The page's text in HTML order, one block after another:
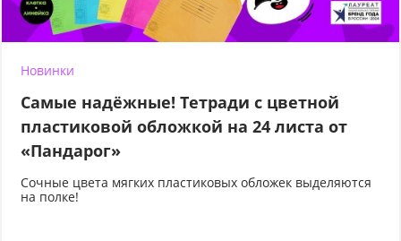
Новинки
Самые надёжные! Тетради с цветной
пластиковой обложкой на 24 листа от
«Пандарог»
Сочные цвета мягких пластиковых обложек выделяются
на полке!